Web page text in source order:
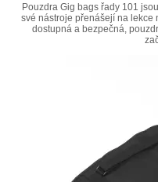
Pouzdra Gig bags řady 101
své nástroje přenášejí na lekce
dostupná a bezpečná,